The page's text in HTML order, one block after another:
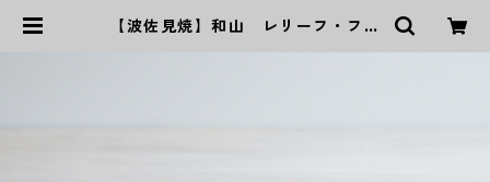
【波佐見焼】和山 レリーフ・フラ